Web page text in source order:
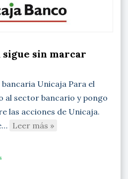
sigue sin marcar
Unicaja Para el
al sector bancario y pongo
las acciones de Unicaja.
Leer más »